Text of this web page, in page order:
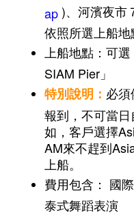
ap )、河濱夜市
依照所選上船地
上船地點：可
SIAM Pier」
特別說明： 必
報到，不可當
如，客戶選擇
AM來不趕到
上船。
費用包含： 國
泰式舞蹈表演